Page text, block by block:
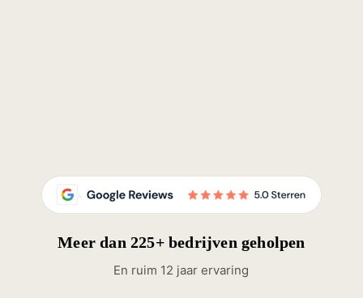
Meer dan 225+ bedrijven geholpen
En ruim 12 jaar ervaring